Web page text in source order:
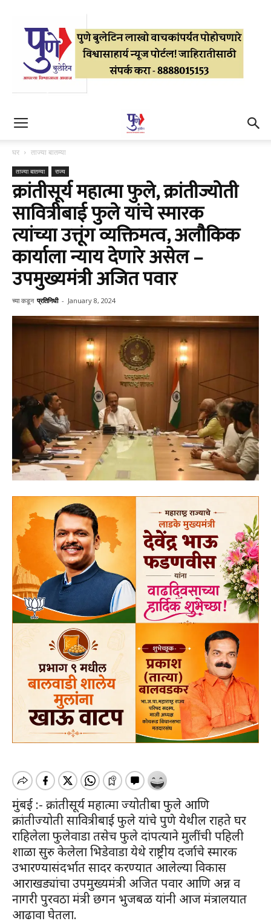
घर ताज्या बातम्या
ताज्या बातम्या राज्य
क्रांतीसूर्य महात्मा फुले, क्रांतीज्योती
सावित्रीबाई फुले यांचे स्मारक
त्यांच्या उत्तूंग व्यक्तिमत्व, अलौकिक
कार्याला न्याय देणारे असेल –
उपमुख्यमंत्री अजित पवार
च्या कडून प्रतिनिधी - January 8, 2024
मुंबई :- क्रांतीसूर्य महात्मा ज्योतीबा फुले आणि
क्रांतीज्योती सावित्रीबाई फुले यांचे पुणे येथील राहते घर
राहिलेला फुलेवाडा तसेच फुले दांपत्याने मुलींची पहिली
शाळा सुरु केलेला भिडेवाडा येथे राष्ट्रीय दर्जाचे स्मारक
उभारण्यासंदर्भात सादर करण्यात आलेल्या विकास
आराखड्यांचा उपमुख्यमंत्री अजित पवार आणि अन्न व
नागरी पुरवठा मंत्री छगन भुजबळ यांनी आज मंत्रालयात
आढावा घेतला.